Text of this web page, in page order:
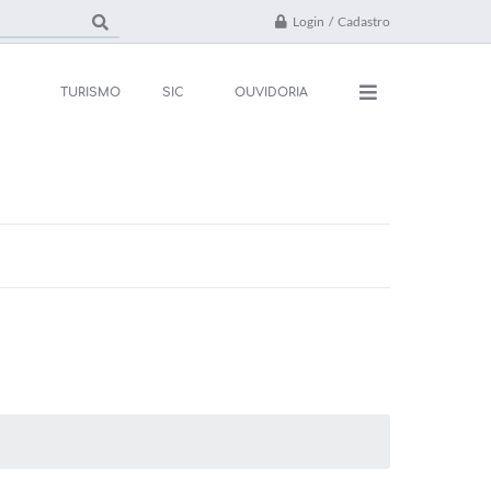
Login / Cadastro
TURISMO SIC OUVIDORIA